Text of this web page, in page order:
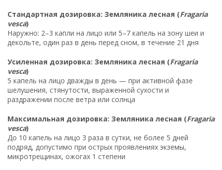
Стандартная дозировка: Земляника лесная (Fragaria
vesca)
Наружно: 2–3 капли на лицо или 5–7 капель на зону шеи и
декольте, один раз в день перед сном, в течение 21 дня
Усиленная дозировка: Земляника лесная (Fragaria
vesca)
5 капель на лицо дважды в день — при активной фазе
шелушения, стянутости, выраженной сухости и
раздражении после ветра или солнца
Максимальная дозировка: Земляника лесная (Fragaria
vesca)
До 10 капель на лицо 3 раза в сутки, не более 5 дней
подряд, допустимо при острых проявлениях экземы,
микротрещинах, ожогах 1 степени